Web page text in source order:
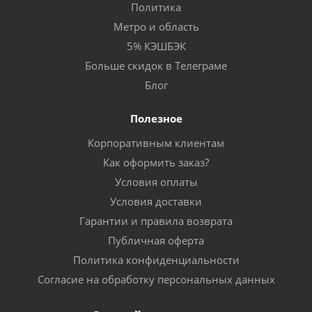
Политика
Метро и область
5% КЭШБЭК
Больше скидок в Телеграме
Блог
Полезное
Корпоративным клиентам
Как оформить заказ?
Условия оплаты
Условия доставки
Гарантии и правила возврата
Публичная оферта
Политика конфиденциальности
Согласие на обработку персональных данных